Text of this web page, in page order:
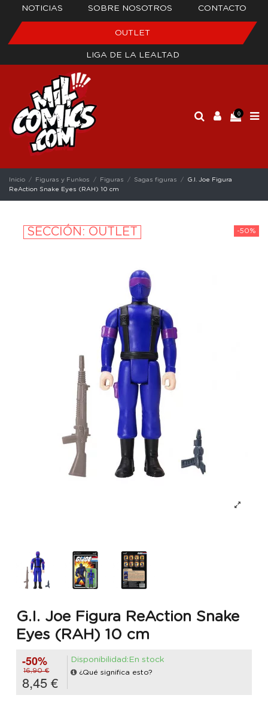
NOTICIAS SOBRE NOSOTROS CONTACTO
OUTLET
LIGA DE LA LEALTAD
0
Inicio Figuras y Funkos Figuras Sagas figuras
G.I. Joe Figura
ReAction Snake Eyes (RAH) 10 cm
-50%
SECCIÓN: OUTLET
G.I. Joe Figura ReAction Snake
Eyes (RAH) 10 cm
-50%
16,90 €
8,45 €
Disponibilidad:En stock
¿Qué significa esto?